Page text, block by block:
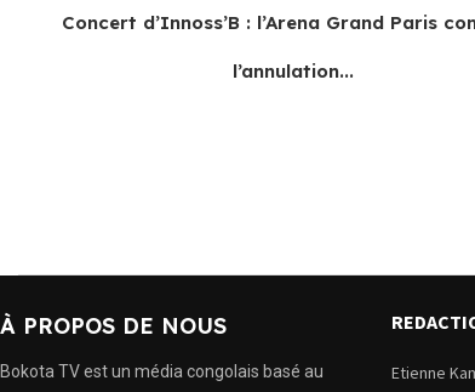
Concert d’Innoss’B : l’Arena Grand Paris
l’annulation...
À PROPOS DE NOUS
Bokota TV est un média congolais basé au
Etienne